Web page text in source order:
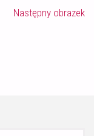
Następny obrazek